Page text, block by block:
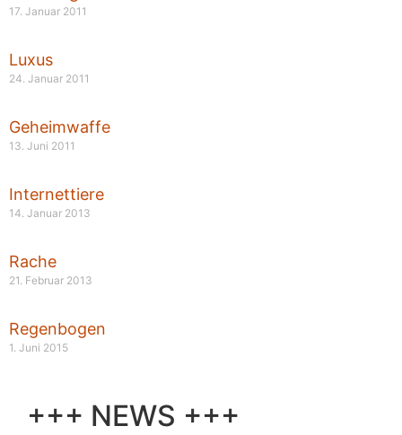
17. Januar 2011
Luxus
24. Januar 2011
Geheimwaffe
13. Juni 2011
Internettiere
14. Januar 2013
Rache
21. Februar 2013
Regenbogen
1. Juni 2015
+++ NEWS +++